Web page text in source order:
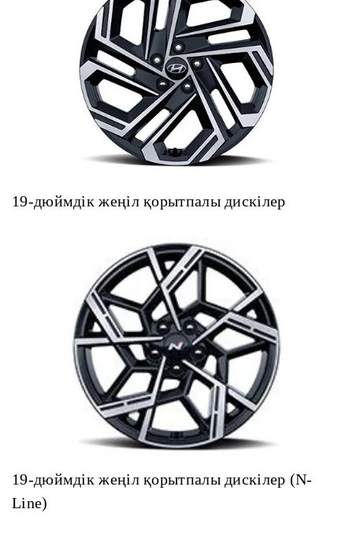
19-дюймдік жеңіл қорытпалы дискілер
19-дюймдік жеңіл қорытпалы дискілер (N-
Line)